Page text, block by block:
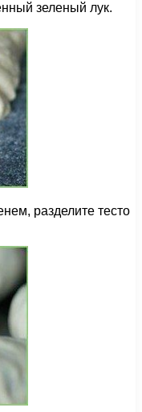
зеленый лук.
разделите тесто